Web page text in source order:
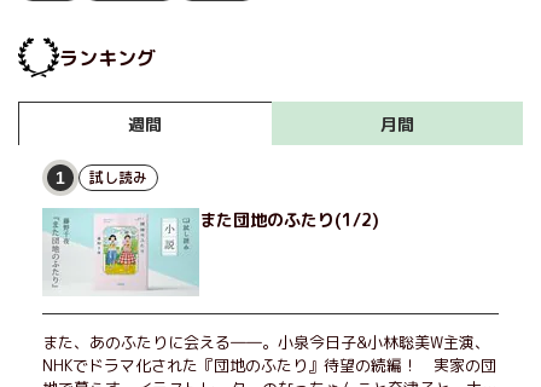
ランキング
週間 月間
1 試し読み
また団地のふたり(1/2)
また、あのふたりに会える――。小泉今日子&小林聡美W主演、
NHKでドラマ化された『団地のふたり』待望の続編！ 実家の団